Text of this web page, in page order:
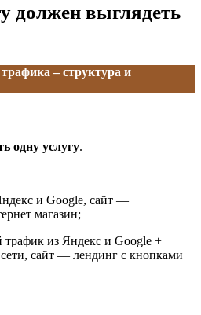
должен выглядеть
– структура и
одну услугу.
и Google, сайт —
магазин;
из Яндекс и Google +
сайт — лендинг с кнопками